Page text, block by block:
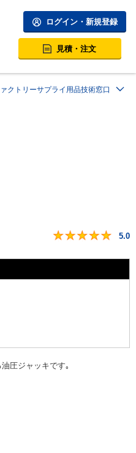
ログイン・新規登録
見積・注文
クトリーサプライ用品技術窓口
5.0
圧ジャッキです｡